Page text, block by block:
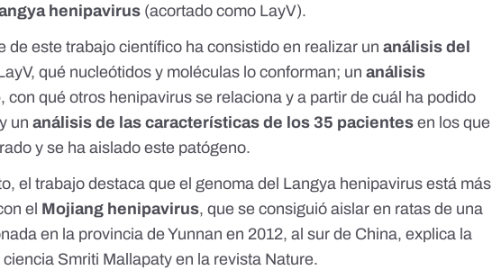
henipavirus (acortado como LayV).
de este trabajo científico ha consistido en realizar unanálisis del
qué nucleótidos y moléculas lo conforman; unanálisis
, con qué otros henipavirus se relaciona y a partir de cuál ha podido
unanálisis de las características de los 35 pacientes en los que
y se ha aislado este patógeno.
el trabajo destaca que el genoma del Langya henipavirus está más
el Mojiang henipavirus, que se consiguió aislar en ratas de una
en la provincia de Yunnan en 2012, al sur de China,explica la
Smriti Mallapaty en la revista Nature.